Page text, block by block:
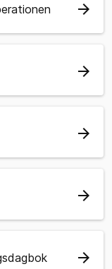
arrow_forward
arrow_forward
arrow_forward
arrow_forward
arrow_forward